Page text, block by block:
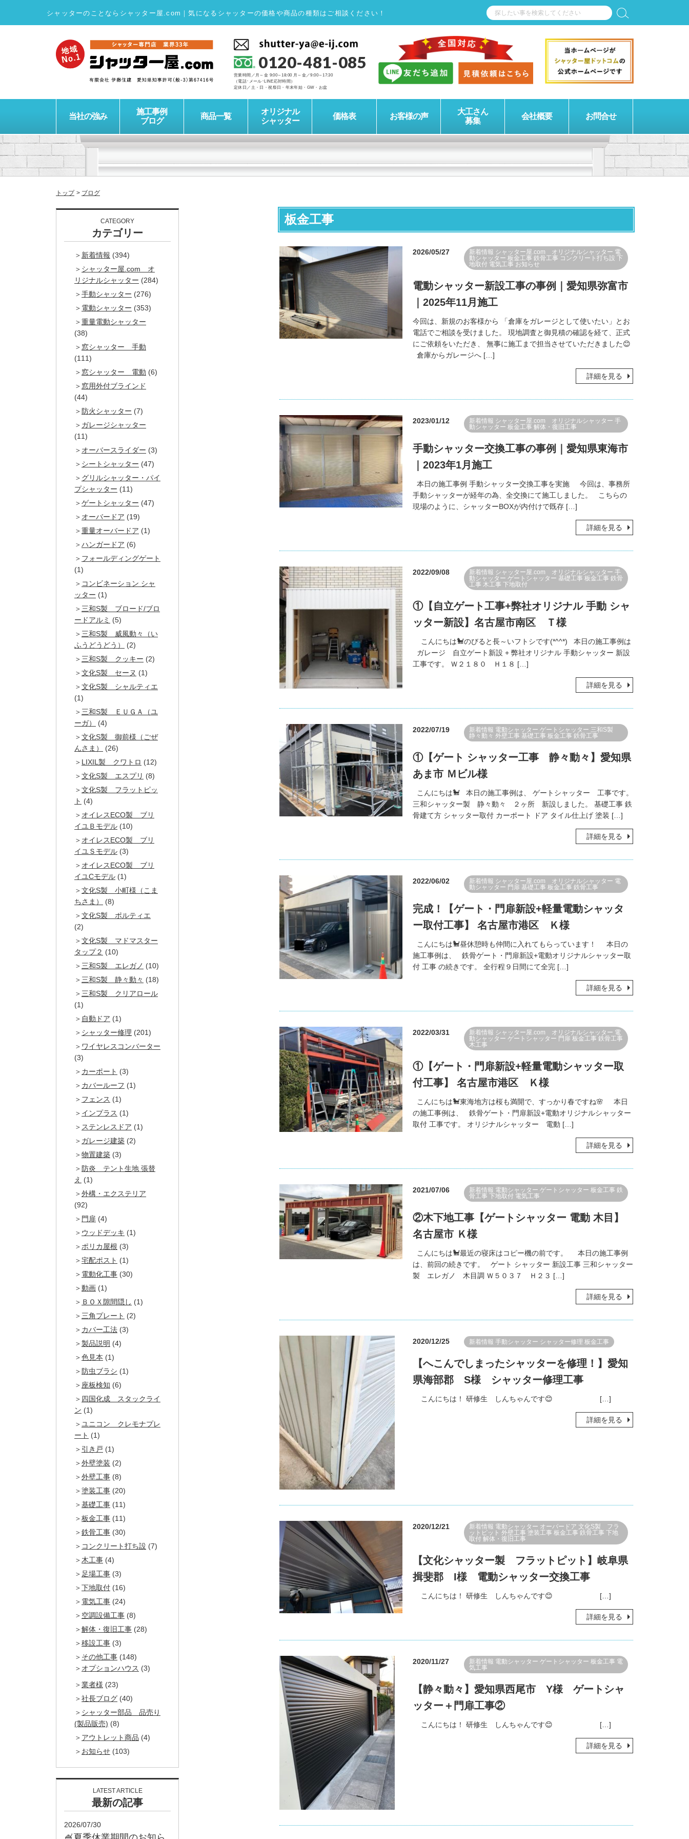
シャッターのことならシャッター屋.com ｜気になるシャッターの価格や商品の種類はご相談ください！
0120-481-085
営業時間／月～金 9:00～18:00 月～金／9:00～17:30
（電話･メール･LINE応対時間）
定休日／土・日・祝祭日・年末年始・GW・お盆
当社の強み
施工事例
ブログ
商品一覧
オリジナル
シャッター
価格表 お客様の声
大工さん
募集
会社概要 お問合せ
トップ ブログ
板金工事
2026/05/27 新着情報 シャッター屋.com オリジナルシャッター 電
動シャッター 板金工事 鉄骨工事 コンクリート打ち設 下
地取付 電気工事 お知らせ
電動シャッター新設工事の事例｜愛知県弥富市
｜2025年11月施工
今回は、新規のお客様から 「倉庫をガレージとして使いたい」とお
電話でご相談を受けました。 現地調査と御見積の確認を経て、正式
にご依頼をいただき、 無事に施工まで担当させていただきました😊
倉庫からガレージへ […]
詳細を見る
2023/01/12 新着情報 シャッター屋.com オリジナルシャッター 手
動シャッター 板金工事 解体・復旧工事
手動シャッター交換工事の事例｜愛知県東海市
｜2023年1月施工
本日の施工事例 手動シャッター交換工事を実施 今回は、事務所
手動シャッターが経年の為、全交換にて施工しました。 こちらの
現場のように、シャッターBOXが内付けで既存 […]
詳細を見る
2022/09/08 新着情報 シャッター屋.com オリジナルシャッター 手
動シャッター ゲートシャッター 基礎工事 板金工事 鉄骨
工事 木工事 下地取付
①【自立ゲート工事+弊社オリジナル 手動 シャ
ッター新設】名古屋市南区 Ｔ様
こんにちは🐩のびると長～いフトシです(*^^*) 本日の施工事例は
ガレージ 自立ゲート新設 + 弊社オリジナル 手動シャッター 新設
工事です。 Ｗ２１８０ Ｈ１８ […]
詳細を見る
2022/07/19 新着情報 電動シャッター ゲートシャッター 三和S製
静々動々 外壁工事 基礎工事 板金工事 鉄骨工事
①【ゲート シャッター工事 静々動々】愛知県
あま市 Ｍビル様
こんにちは🐩 本日の施工事例は、 ゲートシャッター 工事です。
三和シャッター製 静々動々 ２ヶ所 新設しました。 基礎工事 鉄
骨建て方 シャッター取付 カーポート ドア タイル仕上げ 塗装 […]
詳細を見る
2022/06/02 新着情報 シャッター屋.com オリジナルシャッター 電
動シャッター 門扉 基礎工事 板金工事 鉄骨工事
完成！【ゲート・門扉新設+軽量電動シャッタ
ー取付工事】 名古屋市港区 Ｋ様
こんにちは🐩昼休憩時も仲間に入れてもらっています！ 本日の
施工事例は、 鉄骨ゲート・門扉新設+電動オリジナルシャッター取
付 工事 の続きです。 全行程９日間にて全完 […]
詳細を見る
2022/03/31 新着情報 シャッター屋.com オリジナルシャッター 電
動シャッター ゲートシャッター 門扉 板金工事 鉄骨工事
木工事
①【ゲート・門扉新設+軽量電動シャッター取
付工事】 名古屋市港区 Ｋ様
こんにちは🐩東海地方は桜も満開で、すっかり春ですね🌸 本日
の施工事例は、 鉄骨ゲート・門扉新設+電動オリジナルシャッター
取付 工事です。 オリジナルシャッター 電動 […]
詳細を見る
2021/07/06 新着情報 電動シャッター ゲートシャッター 板金工事 鉄
骨工事 下地取付 電気工事
②木下地工事【ゲートシャッター 電動 木目】
名古屋市 Ｋ様
こんにちは🐩最近の寝床はコピー機の前です。 本日の施工事例
は、前回の続きです。 ゲート シャッター 新設工事 三和シャッター
製 エレガノ 木目調 Ｗ５０３７ Ｈ２３ […]
詳細を見る
2020/12/25 新着情報 手動シャッター シャッター修理 板金工事
【へこんでしまったシャッターを修理！】愛知
県海部郡 S様 シャッター修理工事
こんにちは！ 研修生 しんちゃんです😊 […]
詳細を見る
2020/12/21 新着情報 電動シャッター オーバードア 文化S製 フラ
ットピット 外壁工事 塗装工事 板金工事 鉄骨工事 下地
取付 解体・復旧工事
【文化シャッター製 フラットピット】岐阜県
揖斐郡 I様 電動シャッター交換工事
こんにちは！ 研修生 しんちゃんです😊 […]
詳細を見る
2020/11/27 新着情報 電動シャッター ゲートシャッター 板金工事 電
気工事
【静々動々】愛知県西尾市 Y様 ゲートシャ
ッター＋門扉工事②
こんにちは！ 研修生 しんちゃんです😊 […]
詳細を見る
CATEGORY
カテゴリー
新着情報 (394)
シャッター屋.com オ
リジナルシャッター (284)
手動シャッター (276)
電動シャッター (353)
重量電動シャッター
(38)
窓シャッター 手動
(111)
窓シャッター 電動 (6)
窓用外付ブラインド
(44)
防火シャッター (7)
ガレージシャッター
(11)
オーバースライダー (3)
シートシャッター (47)
グリルシャッター・パイ
プシャッター (11)
ゲートシャッター (47)
オーバードア (19)
重量オーバードア (1)
ハンガードア (6)
フォールディングゲート
(1)
コンビネーション シャ
ッター (1)
三和S製 ブロード/ブロ
ードアルミ (5)
三和S製 威風動々（い
ふうどうどう）
(2)
三和S製 クッキー (2)
文化S製 セーヌ (1)
文化S製 シャルティエ
(1)
三和S製 ＥＵＧＡ（ユ
ーガ）
(4)
文化S製 御前様（ごぜ
んさま）
(26)
LIXIL製 クワトロ (12)
文化S製 エスプリ (8)
文化S製 フラットピッ
ト (4)
オイレスECO製 ブリ
イユＢモデル (10)
オイレスECO製 ブリ
イユＳモデル (3)
オイレスECO製 ブリ
イユCモデル (1)
文化S製 小町様（こま
ちさま）
(8)
文化S製 ポルティエ
(2)
文化S製 マドマスター
タップ２ (10)
三和S製 エレガノ (10)
三和S製 静々動々 (18)
三和S製 クリアロール
(1)
自動ドア (1)
シャッター修理 (201)
ワイヤレスコンバーター
(3)
カーポート (3)
カバールーフ (1)
フェンス (1)
インプラス (1)
ステンレスドア (1)
ガレージ建築 (2)
物置建築 (3)
防炎 テント生地 張替
え (1)
外構・エクステリア
(92)
門扉 (4)
ウッドデッキ (1)
ポリカ屋根 (3)
宅配ポスト (1)
電動化工事 (30)
動画 (1)
ＢＯＸ隙間隠し (1)
三角プレート (2)
カバー工法 (3)
製品説明 (4)
色見本 (1)
防虫ブラシ (1)
座板検知 (6)
四国化成 スタックライ
ン (1)
ユニコン クレモナプレ
ート (1)
引き戸 (1)
外壁塗装 (2)
外壁工事 (8)
塗装工事 (20)
基礎工事 (11)
板金工事 (11)
鉄骨工事 (30)
コンクリート打ち設 (7)
木工事 (4)
足場工事 (3)
下地取付 (16)
電気工事 (24)
空調設備工事 (8)
解体・復旧工事 (28)
移設工事 (3)
その他工事 (148)
オプションハウス (3)
業者様 (23)
社長ブログ (40)
シャッター部品 品売り
(製品販売) (8)
アウトレット商品 (4)
お知らせ (103)
LATEST ARTICLE
最新の記事
2026/07/30